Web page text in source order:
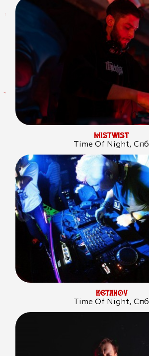
MISTWIST
Time Of Night, Спб
KETANOV
Time Of Night, Спб